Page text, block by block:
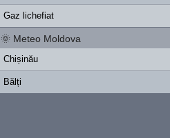
Gaz lichefiat
🌞 Meteo Moldova
Chișinău
Bălți